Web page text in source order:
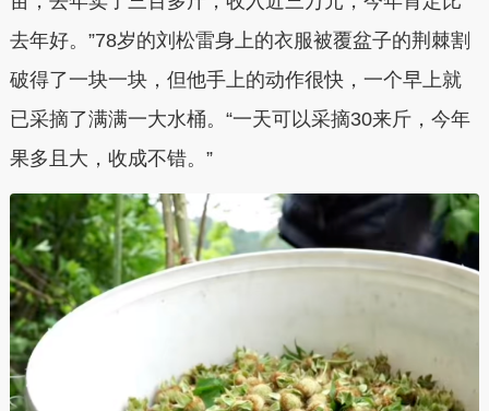
去年好。”78岁的刘松雷身上的衣服被覆盆子的荆棘割
破得了一块一块，但他手上的动作很快，一个早上就
已采摘了满满一大水桶。“一天可以采摘30来斤，今年
果多且大，收成不错。”